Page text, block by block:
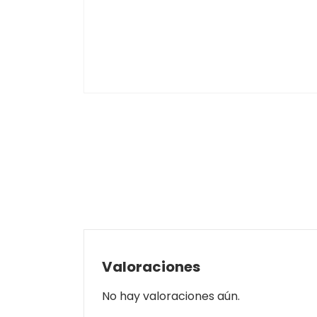
Valoraciones
No hay valoraciones aún.